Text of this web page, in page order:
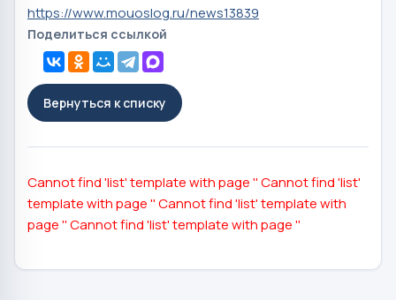
https://www.mouoslog.ru/news13839
Поделиться ссылкой
Вернуться к списку
Cannot find 'list' template with page ''Cannot find 'list'
template with page ''Cannot find 'list' template with
page ''Cannot find 'list' template with page ''